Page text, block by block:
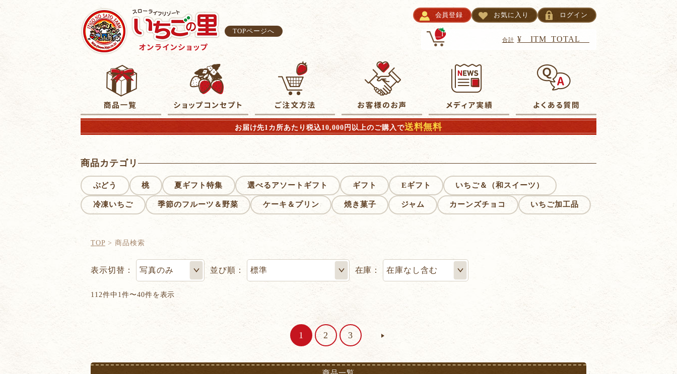
TOPページへ
会員登録 お気に入り ログイン
お届け先1カ所あたり税込10,000円以上のご購入で送料無料
__ITM_CNT__
合計 ¥__ITM_TOTAL__
商品カテゴリ
ぶどう 桃 夏ギフト特集 選べるアソートギフト ギフト Eギフト いちご＆（和スイーツ）
冷凍いちご 季節のフルーツ＆野菜 ケーキ＆プリン 焼き菓子 ジャム カーンズチョコ いちご加工品
TOP 商品検索
表示切替： 並び順： 在庫：
112件中1件〜40件を表示
1 2 3